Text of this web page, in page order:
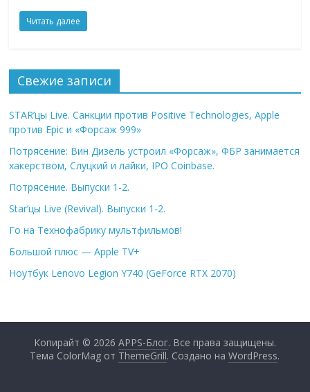
Читать далее
Свежие записи
STAR’цы Live. Санкции против Positive Technologies, Apple
против Epic и «Форсаж 999»
Потрясение: Вин Дизель устроил «Форсаж», ФБР занимается
хакерством, Слуцкий и лайки, IPO Coinbase.
Потрясение. Выпуски 1-2.
Star’цы Live (Revival). Выпуски 1-2.
Го на Технофабрику мультфильмов!
Большой плюс — Apple TV+
Ноутбук Lenovo Legion Y740 (GeForce RTX 2070)
Копирайт © 2026 APPS-Блог. Все права защищены.
Тема ColorMag от ThemeGrill. Создано наWordPress.